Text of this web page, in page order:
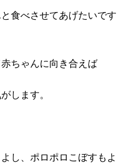
食べさせてあげたいです
ちゃんに向き合えば
します。
し、ポロポロこぼすもよ